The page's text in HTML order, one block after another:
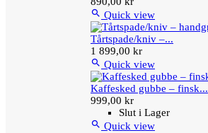
 Quick view
Tårtspade/kniv –...
1 899,00 kr
 Quick view
Kaffesked gubbe – finsk...
999,00 kr
Slut i Lager
 Quick view